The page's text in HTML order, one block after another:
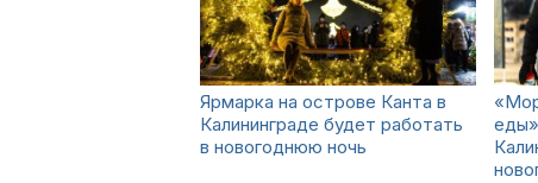
Ярмарка на острове Канта в
Калининграде будет работать
в новогоднюю ночь